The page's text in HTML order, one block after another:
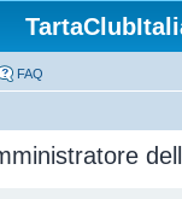
FAQ